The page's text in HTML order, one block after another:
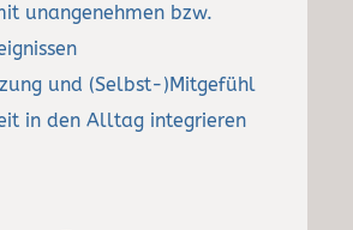
unangenehmen bzw.
und (Selbst-)Mitgefühl
in den Alltag integrieren